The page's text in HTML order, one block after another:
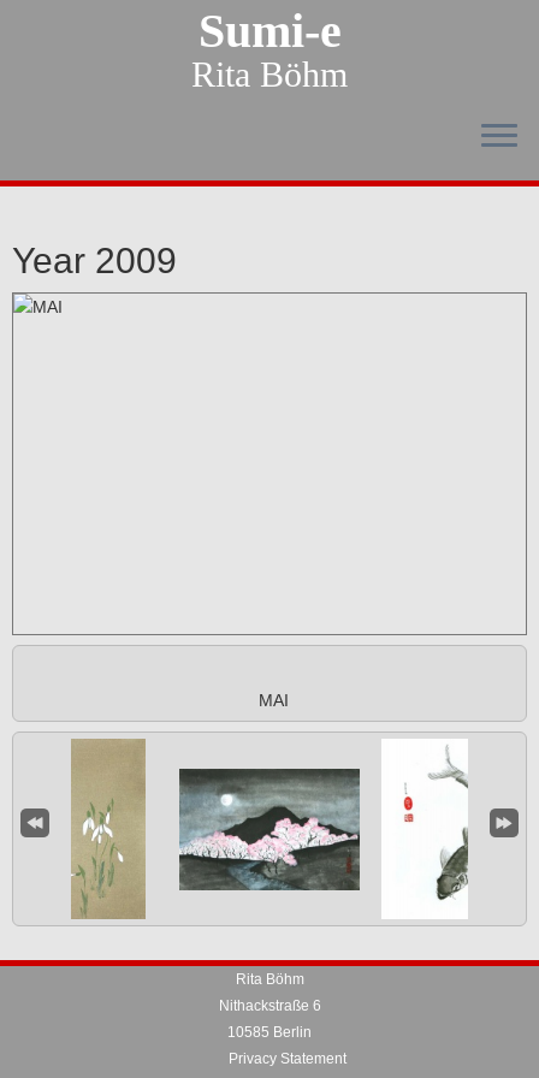
Sumi-e
Rita Böhm
Year 2009
MAI
Rita Böhm
Nithackstraße 6
10585 Berlin
Privacy Statement